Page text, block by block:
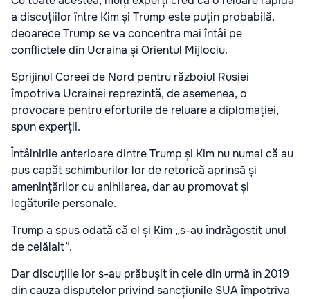
a discuțiilor între Kim și Trump este puțin probabilă,
deoarece Trump se va concentra mai întâi pe
conflictele din Ucraina și Orientul Mijlociu.
Sprijinul Coreei de Nord pentru războiul Rusiei
împotriva Ucrainei reprezintă, de asemenea, o
provocare pentru eforturile de reluare a diplomației,
spun experții.
Întâlnirile anterioare dintre Trump și Kim nu numai că au
pus capăt schimburilor lor de retorică aprinsă și
amenințărilor cu anihilarea, dar au promovat și
legăturile personale.
Trump a spus odată că el și Kim „s-au îndrăgostit unul
de celălalt”.
Dar discuțiile lor s-au prăbușit în cele din urmă în 2019
din cauza disputelor privind sancțiunile SUA împotriva